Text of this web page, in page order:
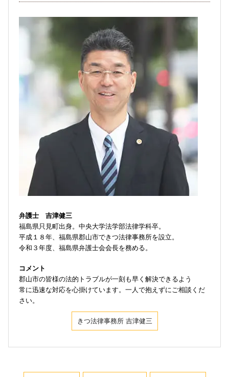
弁護士 吉津健三
福島県只見町出身。中央大学法学部法律学科卒。
平成１８年、福島県郡山市できつ法律事務所を設立。
令和３年度、福島県弁護士会会長を務める。
コメント
郡山市の皆様の法的トラブルが一刻も早く解決できるよう
常に迅速な対応を心掛けています。一人で抱えずにご相談くだ
さい。
きつ法律事務所 吉津健三